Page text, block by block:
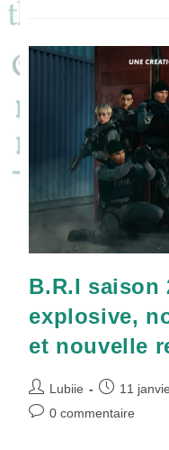
Pour
Trône
!
B.R.I saison
explosive,
et nouvelle
Auteur/autrice
de
Lubiie
Publication
publiée :
11
Commentaires
0 commentaire